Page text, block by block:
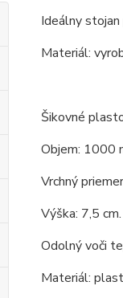
Ideálny
Materiál:
Šikovné
Objem: 1000
Vrchný
Výška: 7,5 cm.
Odolný voči
Materiál: